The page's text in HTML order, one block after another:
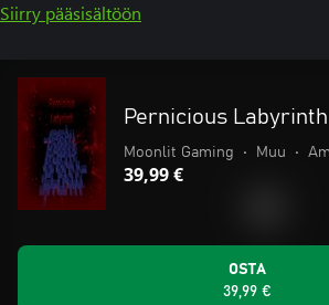
Siirry pääsisältöön
Pernicious Labyrinth
Moonlit Gaming • Muu •
39,99 €
OSTA
39,99 €